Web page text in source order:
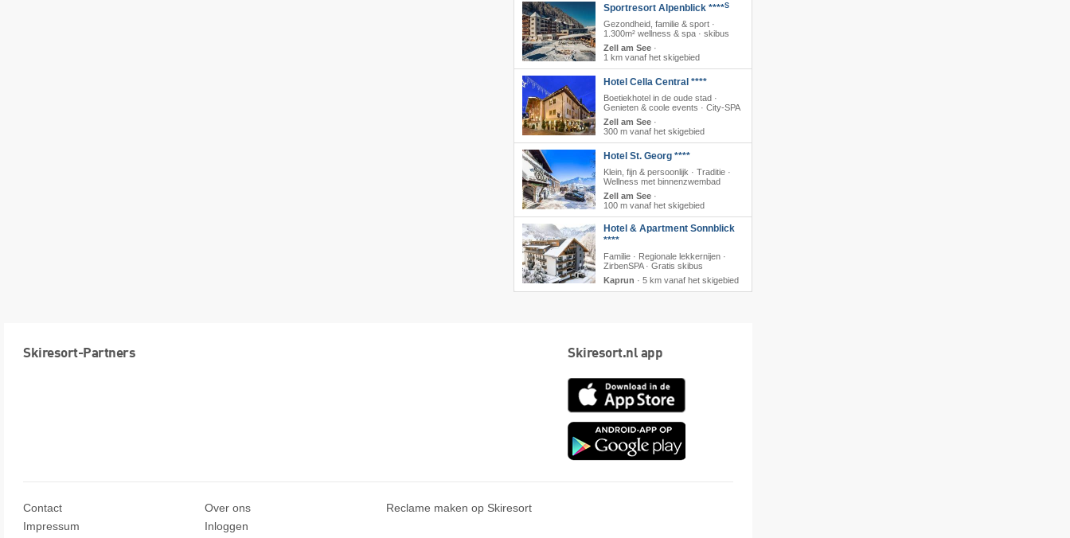
Sportresort Alpenblick ****S
Gezondheid, familie & sport ·
1.300m² wellness & spa · skibus
Zell am See ·
1 km vanaf het skigebied
Hotel Cella Central ****
Boetiekhotel in de oude stad ·
Genieten & coole events · City-SPA
Zell am See·
300 m vanaf het skigebied
Hotel St. Georg ****
Klein, fijn & persoonlijk · Traditie ·
Wellness met binnenzwembad
Zell am See·
100 m vanaf het skigebied
Hotel & Apartment Sonnblick
****
Familie · Regionale lekkernijen ·
ZirbenSPA · Gratis skibus
Kaprun · 5 km vanaf het skigebied
Skiresort-Partners Skiresort.nl app
App
Google
Contact
Impressum
Over ons
Inloggen
Reclame maken op Skiresort